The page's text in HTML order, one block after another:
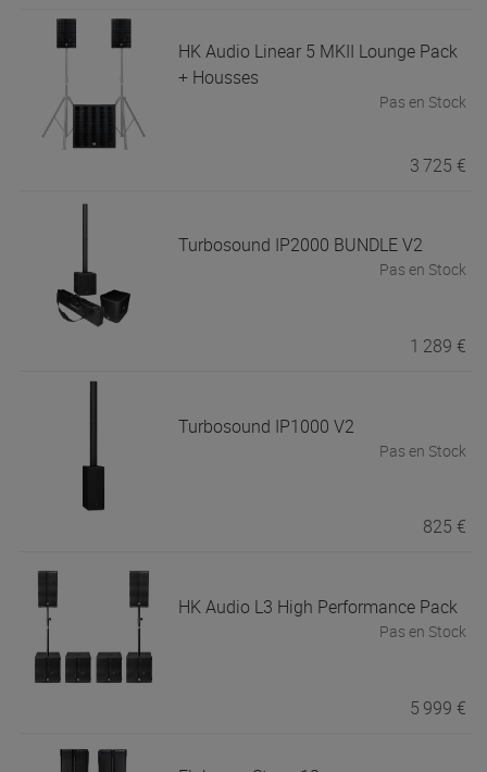
HK Audio Linear 5 MKII Lounge Pack
+ Housses
Pas en Stock
3 725 €
Turbosound IP2000 BUNDLE V2
Pas en Stock
1 289 €
Turbosound IP1000 V2
Pas en Stock
825 €
HK Audio L3 High Performance Pack
Pas en Stock
5 999 €